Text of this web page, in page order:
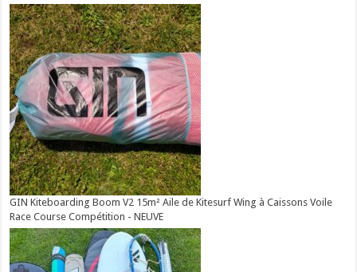
GIN Kiteboarding Boom V2 15m² Aile de Kitesurf Wing à Caissons Voile
Race Course Compétition - NEUVE